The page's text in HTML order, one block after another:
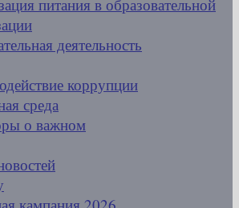
питания в образовательной
деятельность
коррупции
среда
о важном